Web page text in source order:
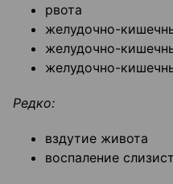
рвота
желудочно-
желудочно-
желудочно-
Редко:
вздутие живота
воспаление